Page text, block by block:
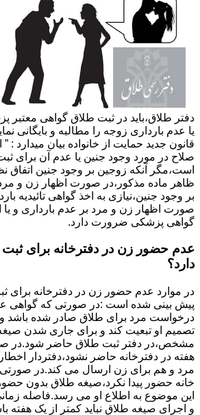
دفتر طلاق،باید در ثبت طلاق گواهی معتبر
قانون جدید حمایت از خانواده بیان میدارد :
صلاح در مورد وجود جنین یا عدم آن برای
است،مگر آنکه زوجین بر وجود جنین اتفاق
ظاهر ماده مذکور،در صورت اظهار زن و مرد
بر وجود جنین،نیازی به اخذ گواهی تائیدیه
صورت اظهار زن و مرد بر عدم بارداری و یا
گواهی پزشکی ضرورت دارد.
عدم حضور زن در دفترخانه برای
دارد؟
در موارد عدم حضور زن در دفترخانه برای
پیش بینی شده است :در صورتی که گواهی
درخواست مرد برای طلاق صادر شده باشد و
تصمیم او تبعیت کند و برای جاری شدن صیغه
مشخص،در دفتر ثبت طلاق حاضر شود.در
هفته در دفترخانه حاضر نشود،دفتردار
مرد و هم برای زن ارسال می کند.در صورتی
خانه حضور پیدا نکرد،صیغه طلاق بدون
این موضوع به اطلاع او می رسد.فاصله
و اجرای صیغه طلاق نباید کمتر از یک هفته